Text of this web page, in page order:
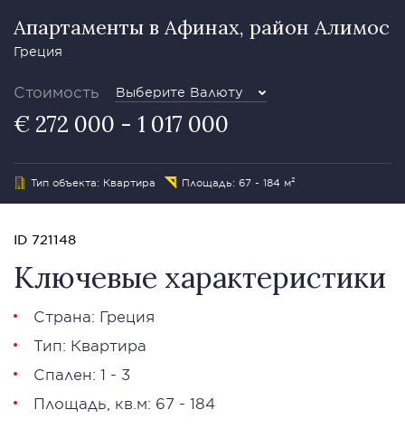
Апартаменты в Афинах, район Алимос
Греция
Стоимость Выберите Валюту
€ 272 000 - 1 017 000
Тип объекта: Квартира Площадь: 67 - 184 м²
ID 721148
Ключевые характеристики
Страна: Греция
Тип: Квартира
Спален: 1 - 3
Площадь, кв.м: 67 - 184